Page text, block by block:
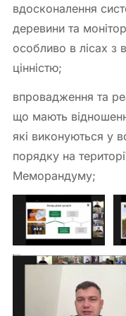
вдосконалення
деревини та
особливо в лісах
цінністю;
впровадження та
що мають
які виконуються у
порядку на
Меморандуму;